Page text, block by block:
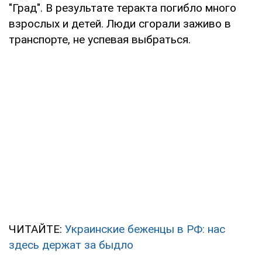
"Град". В результате теракта погибло много
взрослых и детей. Люди сгорали заживо в
транспорте, не успевая выбраться.
ЧИТАЙТЕ: Украинские беженцы в РФ: нас
здесь держат за быдло